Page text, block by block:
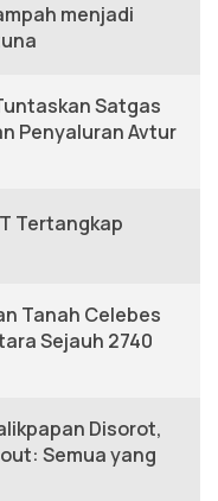
menjadi
Satgas
Penyaluran Avtur
Tertangkap
Tanah Celebes
Sejauh 2740
Disorot,
Semua yang